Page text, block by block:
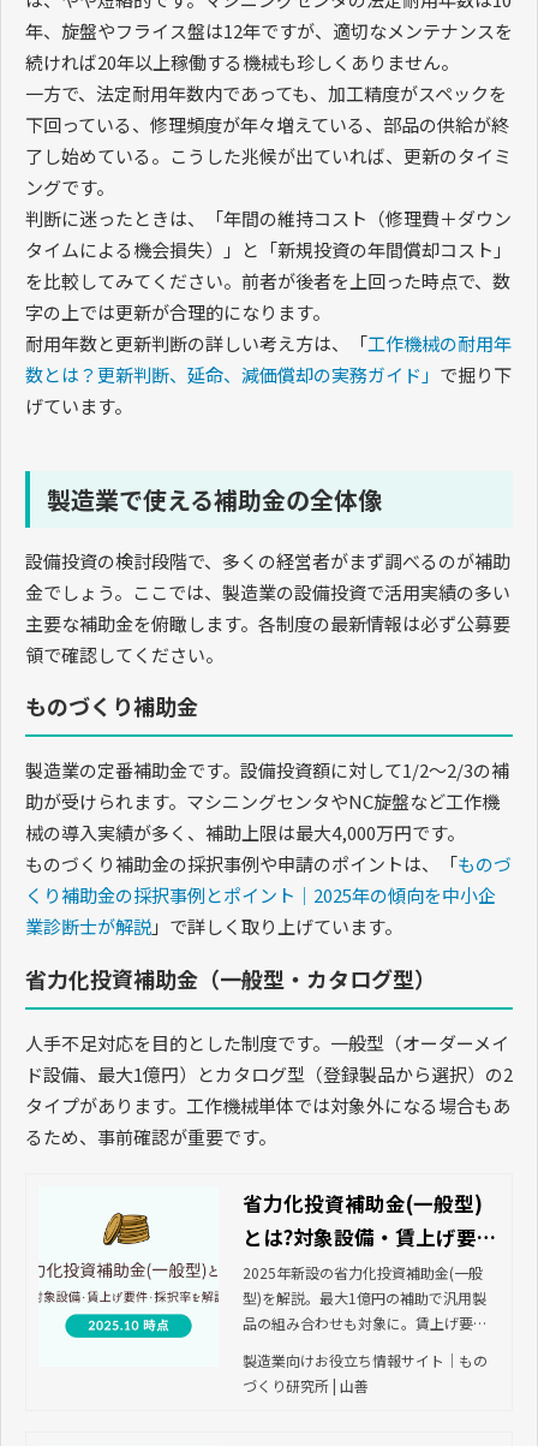
年、旋盤やフライス盤は12年ですが、適切なメンテナンスを
続ければ20年以上稼働する機械も珍しくありません。
一方で、法定耐用年数内であっても、加工精度がスペックを
下回っている、修理頻度が年々増えている、部品の供給が終
了し始めている。こうした兆候が出ていれば、更新のタイミ
ングです。
判断に迷ったときは、「年間の維持コスト（修理費＋ダウン
タイムによる機会損失）」と「新規投資の年間償却コスト」
を比較してみてください。前者が後者を上回った時点で、数
字の上では更新が合理的になります。
耐用年数と更新判断の詳しい考え方は、「工作機械の耐用年
数とは？更新判断、延命、減価償却の実務ガイド」 で掘り下
げています。
製造業で使える補助金の全体像
設備投資の検討段階で、多くの経営者がまず調べるのが補助
金でしょう。ここでは、製造業の設備投資で活用実績の多い
主要な補助金を俯瞰します。各制度の最新情報は必ず公募要
領で確認してください。
ものづくり補助金
製造業の定番補助金です。設備投資額に対して1/2〜2/3の補
助が受けられます。マシニングセンタやNC旋盤など工作機
械の導入実績が多く、補助上限は最大4,000万円です。
ものづくり補助金の採択事例や申請のポイントは、「ものづ
くり補助金の採択事例とポイント｜2025年の傾向を中小企
業診断士が解説」で詳しく取り上げています。
省力化投資補助金（一般型・カタログ型）
人手不足対応を目的とした制度です。一般型（オーダーメイ
ド設備、最大1億円）とカタログ型（登録製品から選択）の2
タイプがあります。工作機械単体では対象外になる場合もあ
るため、事前確認が重要です。
省力化投資補助金(一般型)
とは?対象設備・賃上げ要
件・採択率を解説【2025年
最新】
2025年新設の省力化投資補助金(一般
型)を解説。最大1億円の補助で汎用製
品の組み合わせも対象に。賃上げ要
ジュールまで実績データで詳しく紹介
します。
製造業向けお役立ち情報サイト｜もの
づくり研究所 | 山善